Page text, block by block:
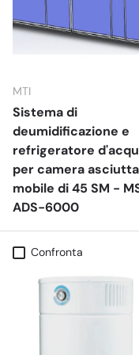
MTI
Sistema di
deumidificazione e
refrigeratore
per camera asciutta
mobile di 45 SM -
ADS-6000
Confronta